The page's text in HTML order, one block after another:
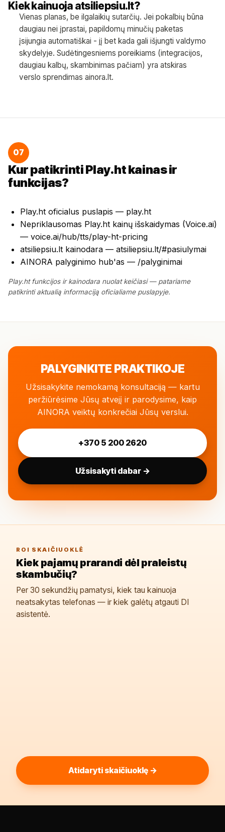
Kiek kainuoja atsiliepsiu.lt?
Vienas planas, be ilgalaikių sutarčių. Jei pokalbių būna
daugiau nei įprastai, papildomų minučių paketas
įsijungia automatiškai - jį bet kada gali išjungti valdymo
skydelyje. Sudėtingesniems poreikiams (integracijos,
daugiau kalbų, skambinimas pačiam) yra atskiras
verslo sprendimas ainora.lt.
07
Kur patikrinti Play.ht kainas ir
funkcijas?
Play.ht oficialus puslapis — play.ht
Nepriklausomas Play.ht kainų išskaidymas (Voice.ai)
— voice.ai/hub/tts/play-ht-pricing
atsiliepsiu.lt kainodara — atsiliepsiu.lt/#pasiulymai
AINORA palyginimo hub'as — /palyginimai
Play.ht funkcijos ir kainodara nuolat keičiasi — patariame
patikrinti aktualią informaciją oficialiame puslapyje.
PALYGINKITE PRAKTIKOJE
Užsisakykite nemokamą konsultaciją — kartu
peržiūrėsime Jūsų atvejį ir parodysime, kaip
AINORA veiktų konkrečiai Jūsų verslui.
+370 5 200 2620
Užsisakyti dabar →
ROI SKAIČIUOKLĖ
Kiek pajamų prarandi dėl praleistų
skambučių?
Per 30 sekundžių pamatysi, kiek tau kainuoja
neatsakytas telefonas — ir kiek galėtų atgauti DI
asistentė.
Atidaryti skaičiuoklę →